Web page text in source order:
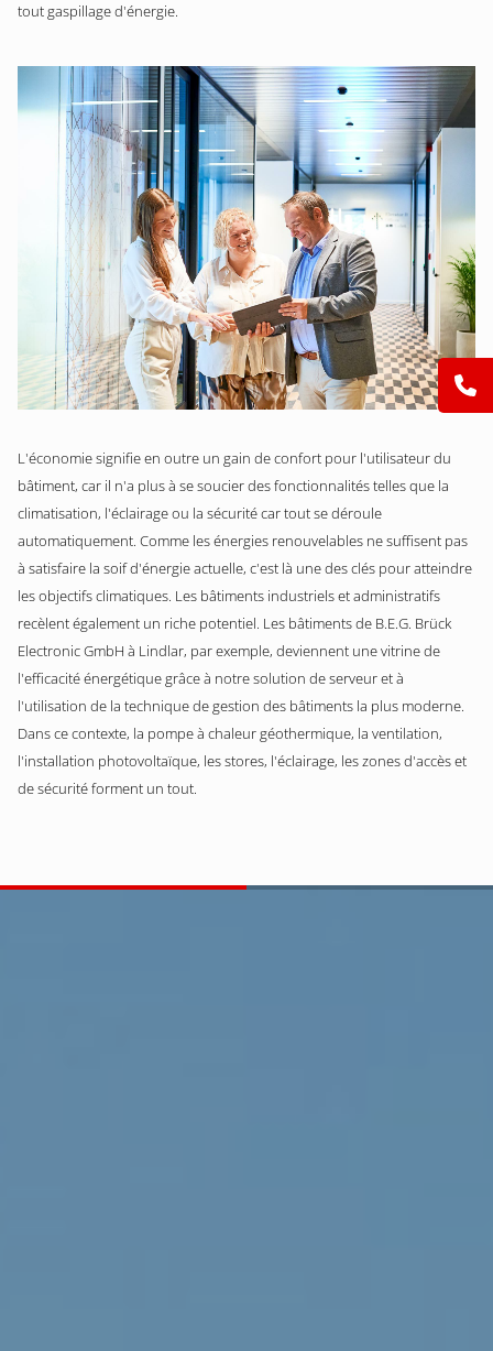
tout gaspillage d'énergie.
L'économie signifie en outre un gain de confort pour l'utilisateur du
bâtiment, car il n'a plus à se soucier des fonctionnalités telles que la
climatisation, l'éclairage ou la sécurité car tout se déroule
automatiquement. Comme les énergies renouvelables ne suffisent pas
à satisfaire la soif d'énergie actuelle, c'est là une des clés pour atteindre
les objectifs climatiques. Les bâtiments industriels et administratifs
recèlent également un riche potentiel. Les bâtiments de B.E.G. Brück
Electronic GmbH à Lindlar, par exemple, deviennent une vitrine de
l'efficacité énergétique grâce à notre solution de serveur et à
l'utilisation de la technique de gestion des bâtiments la plus moderne.
Dans ce contexte, la pompe à chaleur géothermique, la ventilation,
l'installation photovoltaïque, les stores, l'éclairage, les zones d'accès et
de sécurité forment un tout.